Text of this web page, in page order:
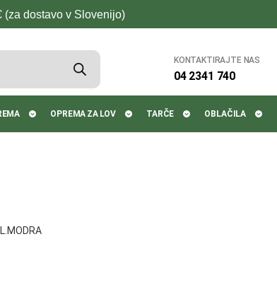
(za dostavo v Slovenijo)
KONTAKTIRAJTE NAS
04 2341 740
OPREMA ZA LOV TARČE OBLAČILA